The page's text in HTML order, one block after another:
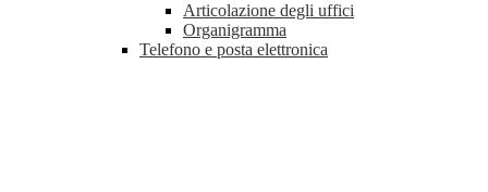
Articolazione degli uffici
Organigramma
Telefono e posta elettronica